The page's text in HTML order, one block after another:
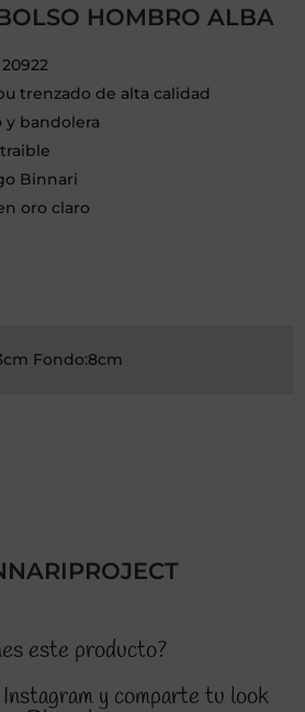
HOMBRO ALBA
trenzado de alta calidad
y bandolera
Binnari
oro claro
Fondo:8cm
este producto?
y comparte tu look